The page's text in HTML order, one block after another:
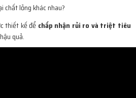
chất lỏng khác nhau?
thiết kế để chấp nhận rủi ro và triệt tiêu
quả.